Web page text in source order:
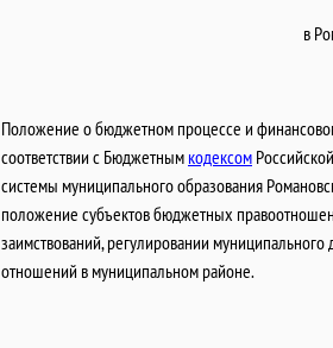
в
Положение о бюджетном процессе и
соответствии с Бюджетным кодексом
системы муниципального образования
положение субъектов бюджетных
заимствований, регулировании
отношений в муниципальном районе.